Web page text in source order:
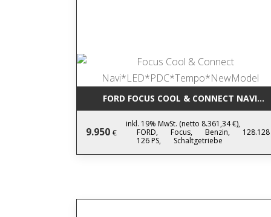
FORD FOCUS COOL & CONNECT
9.950 €
inkl. 19% MwSt. (netto 8.361,34 €),
FORD,
Focus, Benzin,
126 PS,
Schaltgetriebe